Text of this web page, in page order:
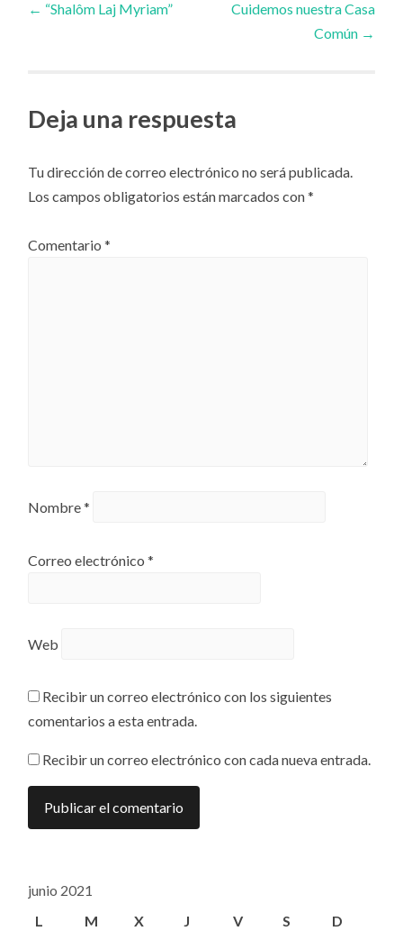
artículos
← “Shalôm Laj Myriam”
Cuidemos nuestra Casa
Común →
Deja una respuesta
Tu dirección de correo electrónico no será publicada.
Los campos obligatorios están marcados con*
Comentario*
Nombre*
Correo electrónico*
Web
Recibir un correo electrónico con los siguientes
comentarios a esta entrada.
Recibir un correo electrónico con cada nueva entrada.
junio 2021
L
M X J V S D